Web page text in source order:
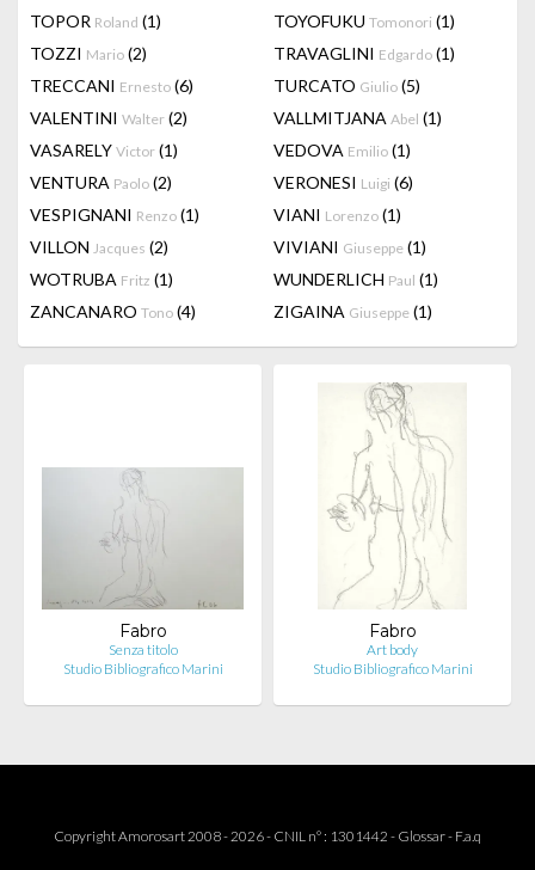
TOPOR Roland (1) TOYOFUKU Tomonori (1)
TOZZI Mario (2) TRAVAGLINI Edgardo (1)
TRECCANI Ernesto (6) TURCATO Giulio (5)
VALENTINI Walter (2) VALLMITJANA Abel (1)
VASARELY Victor (1) VEDOVA Emilio (1)
VENTURA Paolo (2) VERONESI Luigi (6)
VESPIGNANI Renzo (1) VIANI Lorenzo (1)
VILLON Jacques (2) VIVIANI Giuseppe (1)
WOTRUBA Fritz (1) WUNDERLICH Paul (1)
ZANCANARO Tono (4) ZIGAINA Giuseppe (1)
Fabro
Senza titolo
Studio Bibliografico Marini
Fabro
Art body
Studio Bibliografico Marini
Copyright Amorosart 2008 - 2026 - CNIL n° : 1301442 - Glossar- F.a.q